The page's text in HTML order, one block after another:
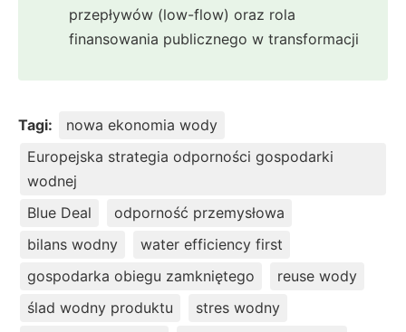
przepływów (low-flow) oraz rola
finansowania publicznego w transformacji
Tagi:
nowa ekonomia wody
Europejska strategia odporności gospodarki
wodnej
Blue Deal
odporność przemysłowa
bilans wodny
water efficiency first
gospodarka obiegu zamkniętego
reuse wody
ślad wodny produktu
stres wodny